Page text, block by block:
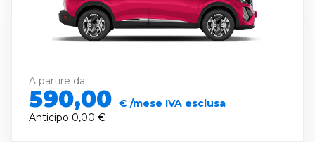
A partire da
590,00 € /mese IVA esclusa
Anticipo 0,00 €